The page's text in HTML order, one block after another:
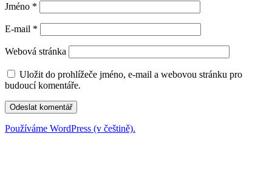
Jméno *
E-mail *
Webová stránka
Uložit do prohlížeče jméno, e-mail a webovou stránku pro
budoucí komentáře.
Používáme WordPress (v češtině).